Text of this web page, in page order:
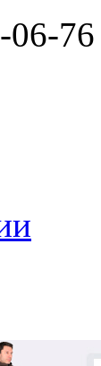
06-76